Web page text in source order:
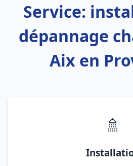
Service:
dépannage
Aix en
🚿